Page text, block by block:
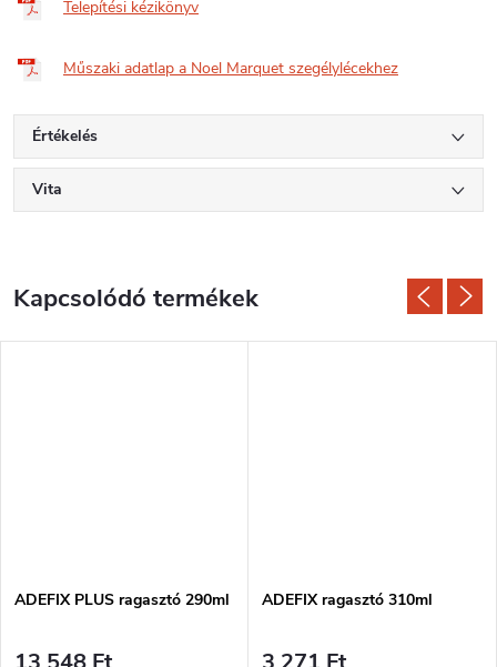
Telepítési kézikönyv
Műszaki adatlap a Noel Marquet szegélylécekhez
Értékelés
Vita
Kapcsolódó termékek
ADEFIX PLUS ragasztó 290ml ADEFIX ragasztó 310ml